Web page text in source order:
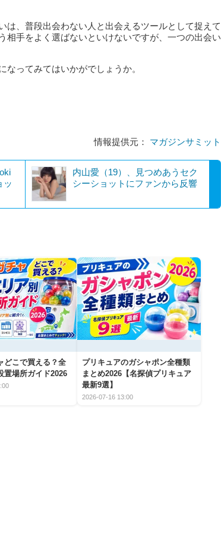
は、普段出会わない人と出会えるツールとして捉えて
相手をよく選ばないといけないですが、一つの出会い
ってみてはいかがでしょうか。
情報提供元： マガジンサミット
ッ
内山愛（19）、見つめあうセク
シーショットにファンから反響
どこで買える？全
置場所ガイド2026
プリキュアのガシャポン全種類
まとめ2026【名探偵プリキュア
最新9選】
2026-07-16 13:00